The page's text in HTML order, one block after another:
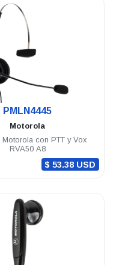
PMLN4445
Motorola
Motorola con PTT y Vox
RVA50 A8
$ 53.38 USD